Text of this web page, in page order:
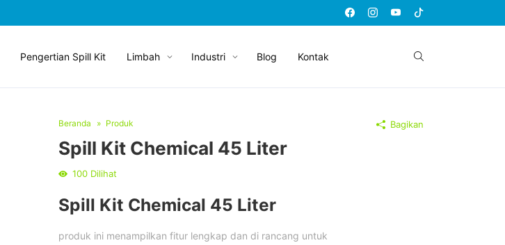
Pengertian Spill Kit Limbah Industri Blog Kontak
Beranda Produk
Spill Kit Chemical 45 Liter
100 Dilihat
Spill Kit Chemical 45 Liter
produk ini menampilkan fitur lengkap dan di rancang untuk
Bagikan